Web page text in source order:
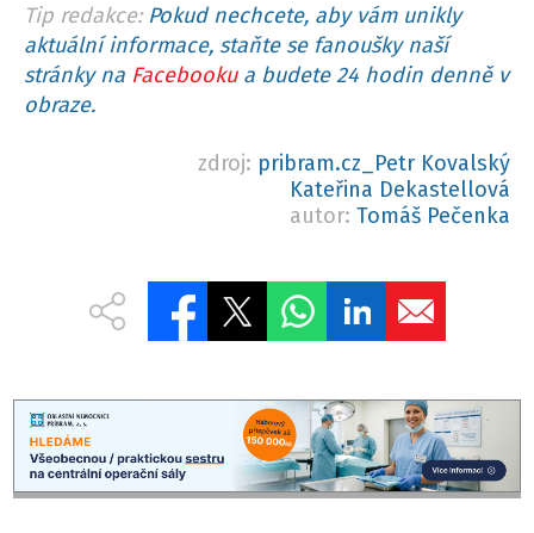
Tip redakce: Pokud nechcete, aby vám unikly
aktuální informace, staňte se fanoušky naší
stránky na Facebookua budete 24 hodin denně v
obraze.
zdroj: pribram.cz_Petr Kovalský
Kateřina Dekastellová
autor: Tomáš Pečenka